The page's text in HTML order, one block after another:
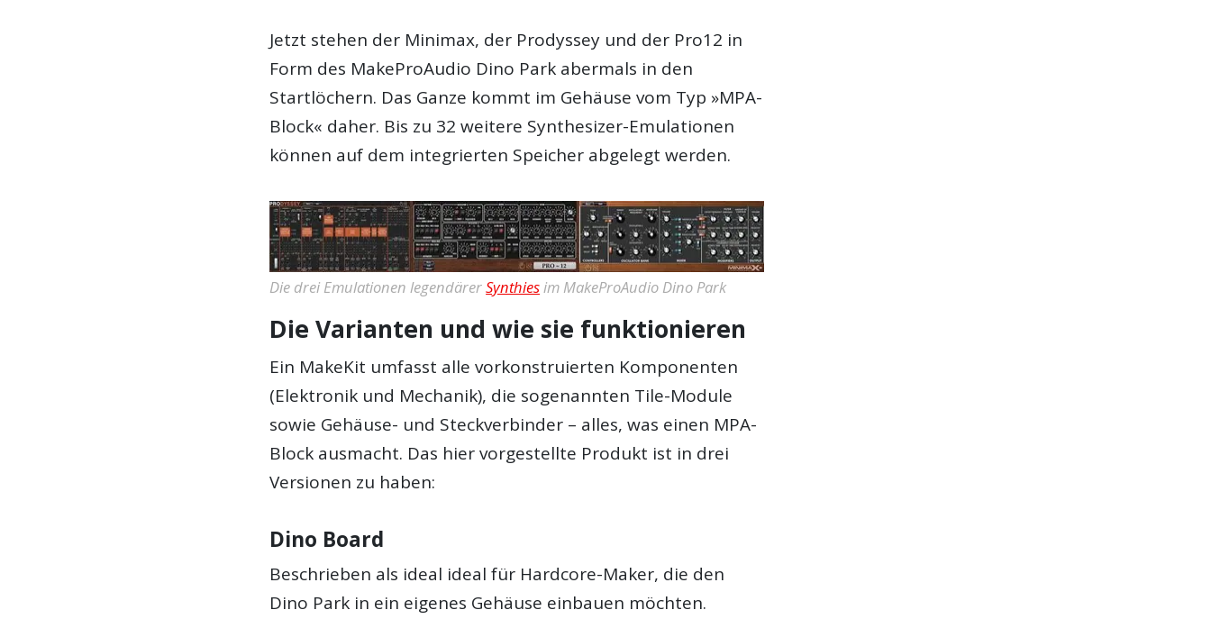
Jetzt stehen der Minimax, der Prodyssey und der Pro12 in
Form des MakeProAudio Dino Park abermals in den
Startlöchern. Das Ganze kommt im Gehäuse vom Typ »MPA-
Block« daher. Bis zu 32 weitere Synthesizer-Emulationen
können auf dem integrierten Speicher abgelegt werden.
Die drei Emulationen legendärerSynthiesim MakeProAudio Dino Park
Die Varianten und wie sie funktionieren
Ein MakeKit umfasst alle vorkonstruierten Komponenten
(Elektronik und Mechanik), die sogenannten Tile-Module
sowie Gehäuse- und Steckverbinder – alles, was einen MPA-
Block ausmacht. Das hier vorgestellte Produkt ist in drei
Versionen zu haben:
Dino Board
Beschrieben als ideal ideal für Hardcore-Maker, die den
Dino Park in ein eigenes Gehäuse einbauen möchten.